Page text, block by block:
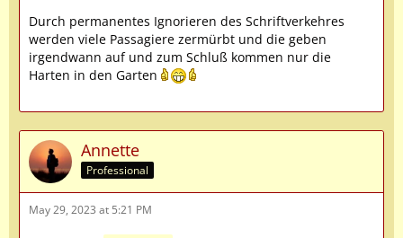
Durch permanentes Ignorieren des Schriftverkehres
werden viele Passagiere zermürbt und die geben
irgendwann auf und zum Schluß kommen nur die
Harten in den Garten
Annette
Professional
May 29, 2023 at 5:21 PM